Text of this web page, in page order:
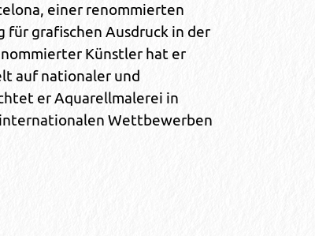
einer renommierten
grafischen Ausdruck in der
Künstler hat er
auf nationaler und
er Aquarellmalerei in
Wettbewerben